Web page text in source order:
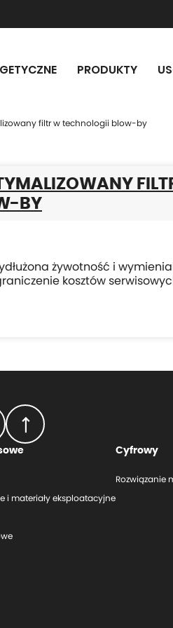
PRODUKTY
filtr w technologii blow-by
BY
żywotność i
kosztów
i materiały eksploatacyjne
Cyfrowy
Rozwiązanie